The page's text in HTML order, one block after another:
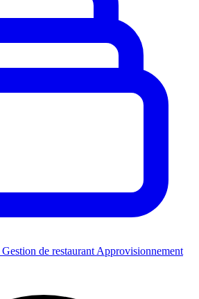
Gestion de restaurant Approvisionnement